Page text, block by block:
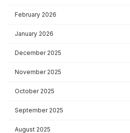
February 2026
January 2026
December 2025
November 2025
October 2025
September 2025
August 2025